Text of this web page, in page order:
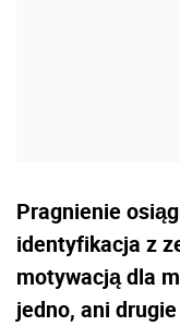
Pragnienie
identyfikacja z
motywacją dla
jedno, ani